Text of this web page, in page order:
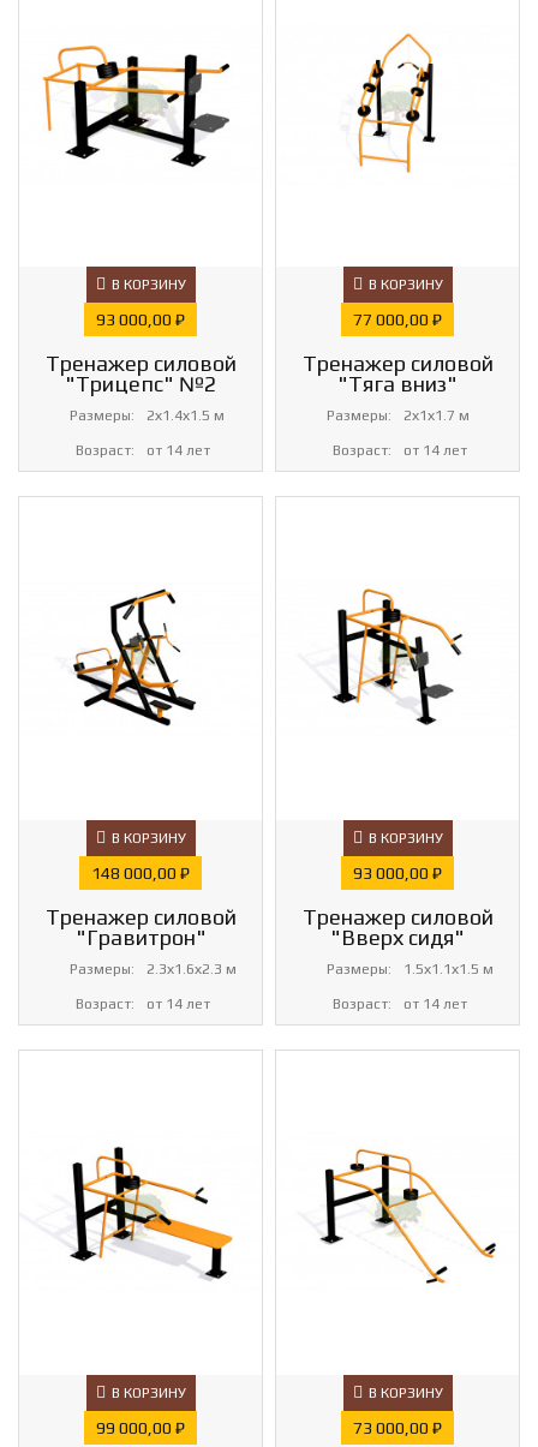
В КОРЗИНУ
Цена
93 000,00 ₽
Тренажер силовой
"Трицепс" №2
Размеры: 2х1.4х1.5 м
Возраст: от 14 лет
В КОРЗИНУ
Цена
77 000,00 ₽
Тренажер силовой
"Тяга вниз"
Размеры: 2х1х1.7 м
Возраст: от 14 лет
В КОРЗИНУ
Цена
148 000,00 ₽
Тренажер силовой
"Гравитрон"
Размеры: 2.3х1.6х2.3 м
Возраст: от 14 лет
В КОРЗИНУ
Цена
93 000,00 ₽
Тренажер силовой
"Вверх сидя"
Размеры: 1.5х1.1х1.5 м
Возраст: от 14 лет
В КОРЗИНУ
Цена
99 000,00 ₽
В КОРЗИНУ
Цена
73 000,00 ₽